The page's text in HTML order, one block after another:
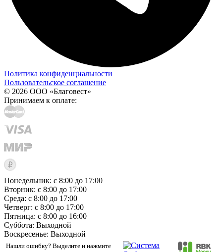
Политика конфиденциальности
Пользовательское соглашение
© 2026 ООО «Благовест»
Принимаем к оплате:
Понедельник: с 8:00 до 17:00
Вторник: с 8:00 до 17:00
Среда: с 8:00 до 17:00
Четверг: с 8:00 до 17:00
Пятница: с 8:00 до 16:00
Суббота: Выходной
Воскресенье: Выходной
Нашли ошибку? Выделите и нажмите